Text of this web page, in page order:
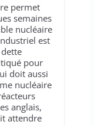
permet
semaines
nucléaire
est
pour
doit aussi
nucléaire
anglais,
attendre